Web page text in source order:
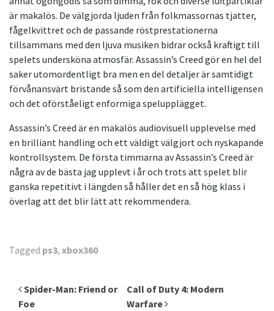
är makalös. De välgjorda ljuden från folkmassornas tjatter,
fågelkvittret och de passande röstprestationerna
tillsammans med den ljuva musiken bidrar också kraftigt till
spelets undersköna atmosfär. Assassin’s Creed gör en hel del
saker utomordentligt bra men en del detaljer är samtidigt
förvånansvärt bristande så som den artificiella intelligensen
och det oförståeligt enformiga spelupplägget.
Assassin’s Creed är en makalös audiovisuell upplevelse med
en brilliant handling och ett väldigt välgjort och nyskapande
kontrollsystem. De första timmarna av Assassin’s Creed är
några av de bästa jag upplevt i år och trots att spelet blir
ganska repetitivt i längden så håller det en så hög klass i
överlag att det blir lätt att rekommendera.
Tagged ps3, xbox360
Inläggsnavigering
Spider-Man: Friend or
Foe
Call of Duty 4: Modern
Warfare